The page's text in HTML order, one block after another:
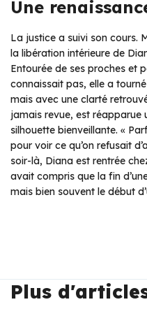
Une
La justice a suivi son cours.
la libération intérieure de
Entourée de ses proches et
connaissait pas, elle a
mais avec une clarté
jamais revue, est réapparue
silhouette bienveillante. «
pour voir ce qu’on refusait
soir-là, Diana est rentrée
avait compris que la fin
mais bien souvent le début
Plus